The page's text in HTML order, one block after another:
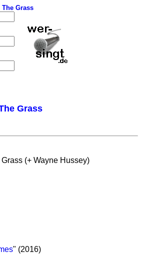
Grass
Grass
(+ Wayne Hussey)
" (2016)